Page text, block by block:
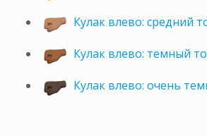
Кулак влево: средний
Кулак влево: темный
Кулак влево: очень